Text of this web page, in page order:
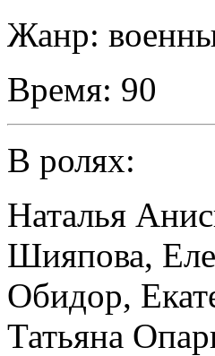
Жанр:
Время: 90
В ролях:
Наталья
Шияпова,
Обидор,
Татьяна